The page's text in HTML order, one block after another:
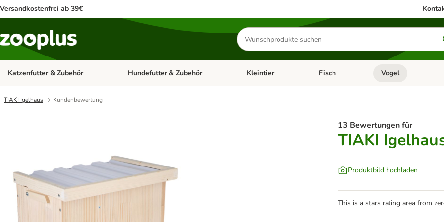
Versandkostenfrei ab 39€
Produkte
suchen
Katzenfutter & Zubehör Kategorie-Menü öffnen: Katzenfutter & Zubehör
Hundefutter & Zubehör Kategorie-Menü öffnen: Hundefutter & Zubehör
Kleintier Kategorie-Menü öffnen: Kleintier
Fisch Kategorie-Menü
Vogel
TIAKI Igelhaus Kundenbewertung
13 Bewertungen für
TIAKI
Produktbild hochladen
This is a stars rating area from